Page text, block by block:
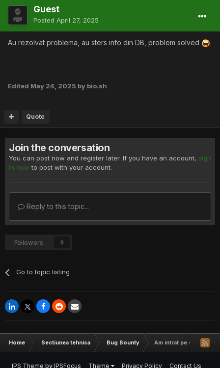
Guest
Posted April 27, 2025
Au rezolvat problema, au sters info din DB, problem solved .
Edited May 24, 2025 by bio.sh
Quote
Join the conversation
You can post now and register later. If you have an account, sign
in now to post with your account.
Reply to this topic...
Followers 0
Go to topic listing
Home Sectiunea tehnica Bug Bounty Am intrat pe site-ul
IPS Theme by IPSFocus Theme Privacy Policy Contact Us